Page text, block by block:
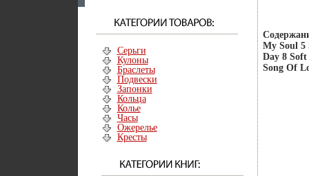
Серьги
Кулоны
Браслеты
Подвески
Запонки
Кольца
Колье
Часы
Ожерелье
Кресты
My Soul 5
Day 8
Song Of